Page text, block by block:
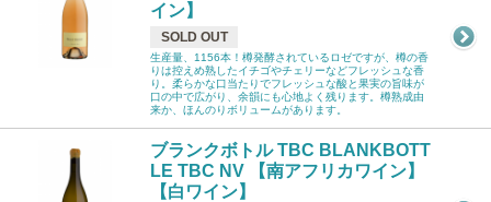
イン】
SOLD OUT
生産量、1156本！樽発酵されているロゼですが、樽の香
りは控えめ熟したイチゴやチェリーなどフレッシュな香
り。柔らかな口当たりでフレッシュな酸と果実の旨味が
口の中で広がり、余韻にも心地よく残ります。樽熟成由
来か、ほんのりボリュームがあります。
ブランクボトル TBC BLANKBOTT
LE TBC NV 【南アフリカワイン】
【白ワイン】